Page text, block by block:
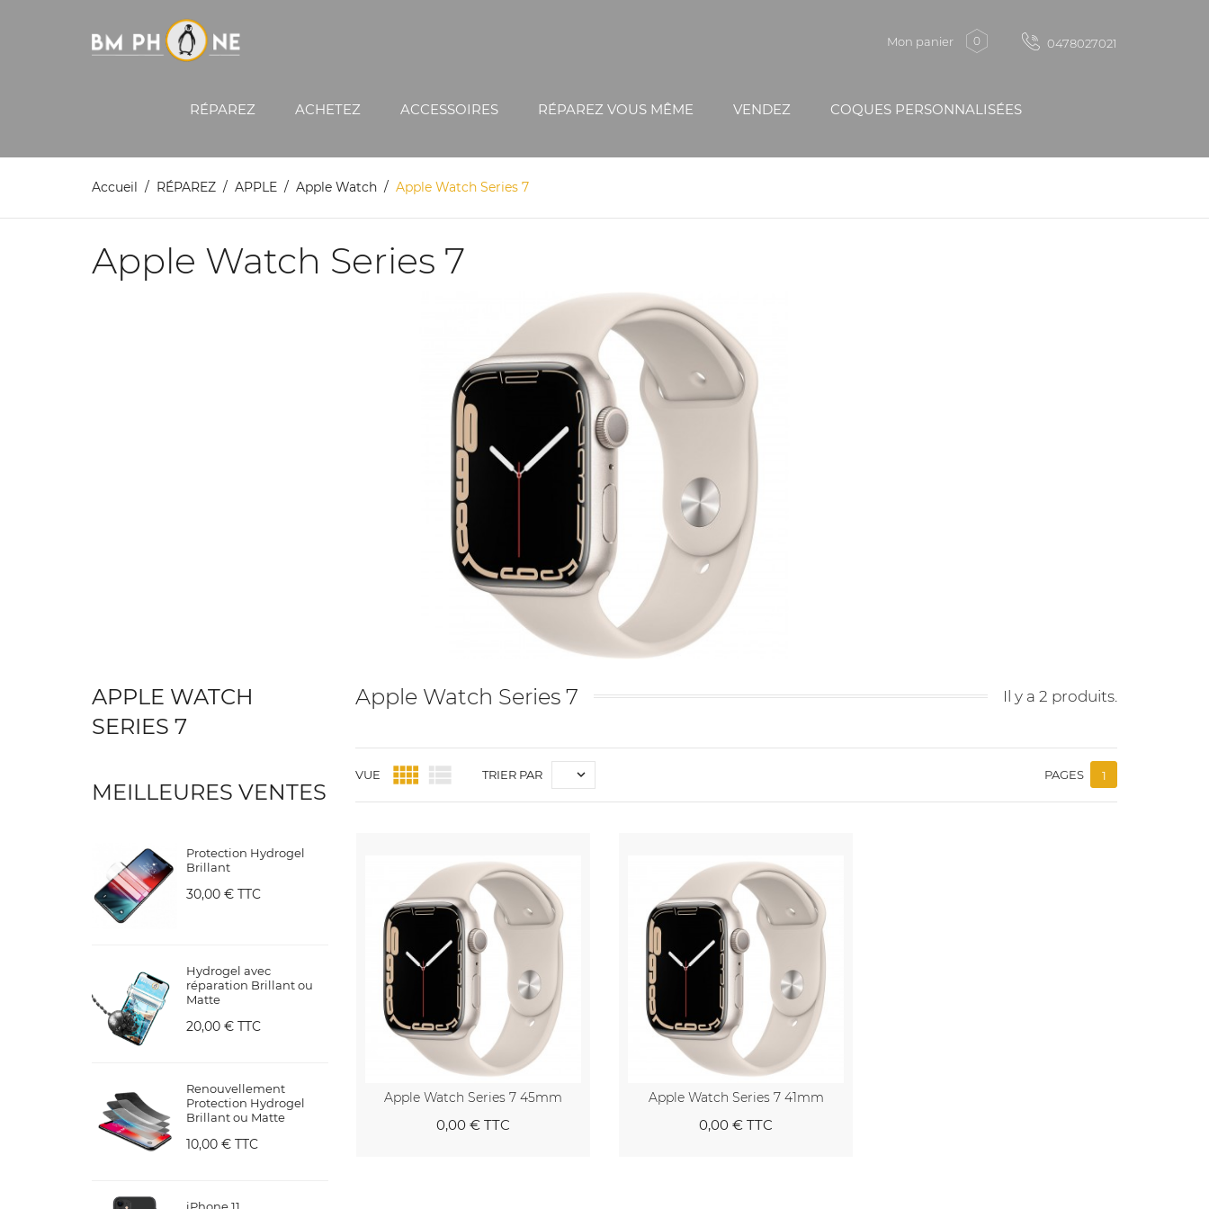
Mon panier 0 0478027021
RÉPAREZ ACHETEZ ACCESSOIRES RÉPAREZ VOUS MÊME VENDEZ COQUES PERSONNALISÉES
Accueil RÉPAREZ APPLE Apple Watch Apple Watch Series 7
Apple Watch Series 7
APPLE WATCH
SERIES 7
MEILLEURES VENTES
Protection Hydrogel
Brillant
30,00 € TTC
Hydrogel avec
réparation Brillant ou
Matte
20,00 € TTC
Renouvellement
Protection Hydrogel
Brillant ou Matte
10,00 € TTC
Apple Watch Series 7 Il y a 2 produits.
VUE   TRIER PAR  PAGES 1
Apple Watch Series 7 45mm
0,00 €TTC
Apple Watch Series 7 41mm
0,00 € TTC